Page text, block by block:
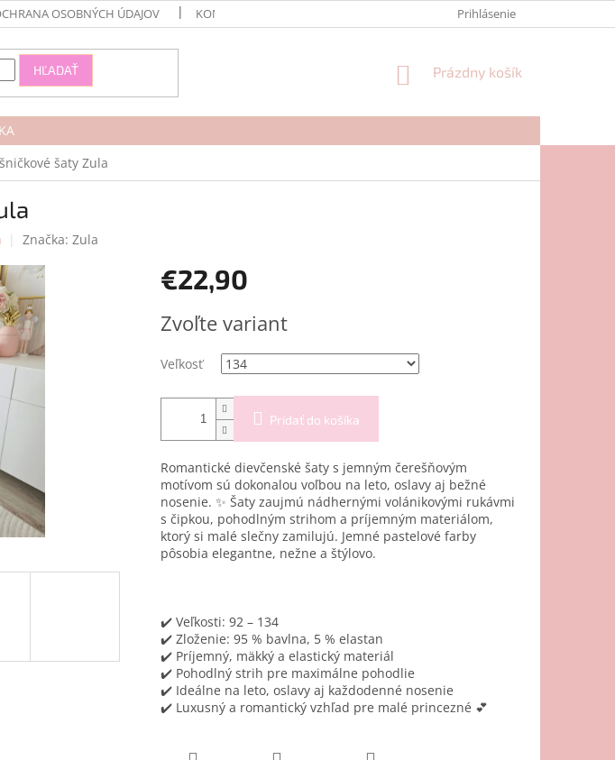
OSOBNÝCH ÚDAJOV KONTAKTY Prihlásenie
HĽADAŤ
NÁKUPNÝ
Prázdny košík
šaty Zula
Značka: Zula
€22,90
cena:
Zvoľte variant
Veľkosť
Pridať do košíka
Romantické dievčenské šaty s jemným čerešňovým
motívom sú dokonalou voľbou na leto, oslavy aj bežné
nosenie. ✨ Šaty zaujmú nádhernými volánikovými rukávmi
s čipkou, pohodlným strihom a príjemným materiálom,
ktorý si malé slečny zamilujú. Jemné pastelové farby
pôsobia elegantne, nežne a štýlovo.
✔️ Veľkosti: 92 – 134
✔️ Zloženie: 95 % bavlna, 5 % elastan
✔️ Príjemný, mäkký a elastický materiál
✔️ Pohodlný strih pre maximálne pohodlie
✔️ Ideálne na leto, oslavy aj každodenné nosenie
✔️ Luxusný a romantický vzhľad pre malé princezné 💕